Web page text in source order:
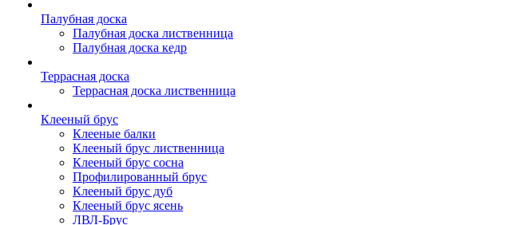
Палубная доска
Палубная доска лиственница
Палубная доска кедр
Террасная доска
Террасная доска лиственница
Клееный брус
Клееные балки
Клееный брус лиственница
Клееный брус сосна
Профилированный брус
Клееный брус дуб
Клееный брус ясень
ЛВЛ-Брус